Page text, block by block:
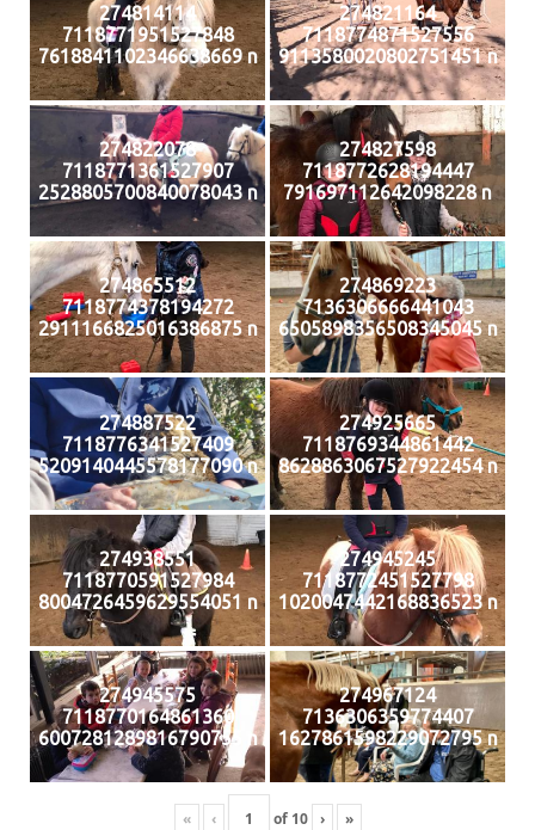
274814114
7118771951527848
7618841102346638669 n
274821164
7118774871527556
9113580020802751451 n
274822078
7118771361527907
2528805700840078043 n
274827598
7118772628194447
791697112642098228 n
274865512
7118774378194272
2911166825016386875 n
274869223
7136306666441043
6505898356508345045 n
274887522
7118776341527409
5209140445578177090 n
274925665
7118769344861442
8628863067527922454 n
274938551
7118770591527984
8004726459629554051 n
274945245
7118772451527798
1020047442168836523 n
274945575
7118770164861360
6007281289816790755 n
274967124
7136306359774407
1627861598229072795 n
« ‹ of 10 › »